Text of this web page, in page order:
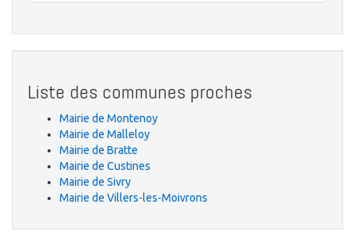
Liste des communes proches
Mairie de Montenoy
Mairie de Malleloy
Mairie de Bratte
Mairie de Custines
Mairie de Sivry
Mairie de Villers-les-Moivrons